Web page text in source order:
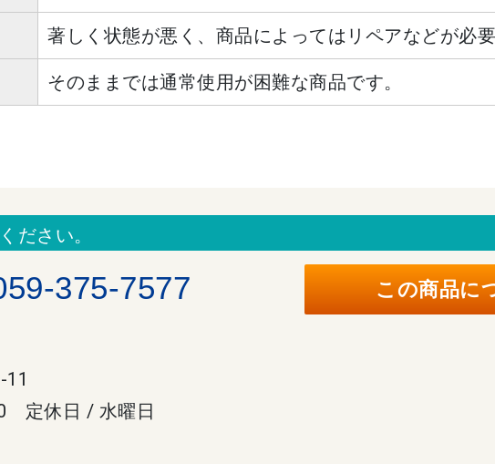
著しく状態が悪く、商品によってはリペアなどが必
そのままでは通常使用が困難な商品です。
ださい。
375-7577 この商品に
11
定休日 / 水曜日